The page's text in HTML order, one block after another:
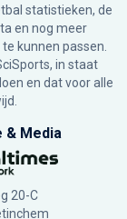
statistieken, de
en nog meer
kunnen passen.
in staat
en dat voor alle
& Media
20-C